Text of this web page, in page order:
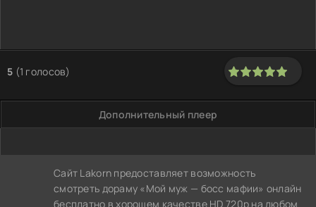
5 (1 голосов)
Дополнительный плеер
Сайт Lakorn предоставляет возможность
смотреть дораму «Мой муж — босс мафии» онлайн
бесплатно в хорошем качестве HD 720p на любом